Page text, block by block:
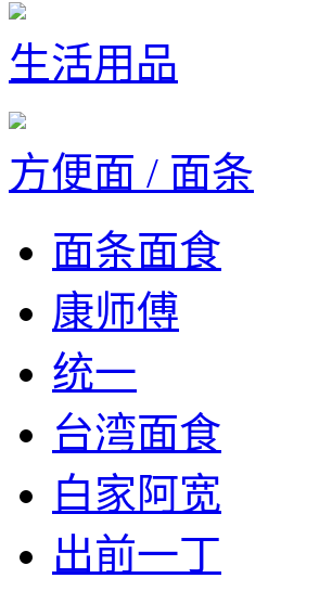
生活用品
方便面 / 面条
面条面食
康师傅
统一
台湾面食
白家阿宽
出前一丁